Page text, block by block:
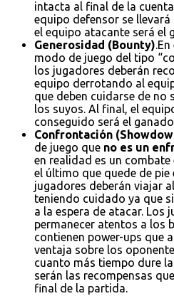
intacta al final de la
equipo defensor se
el equipo atacante será el
Generosidad (Bounty)
modo de juego del tipo
los jugadores deberán
equipo derrotando al
que deben cuidarse de no
los suyos. Al final, el
conseguido será el
Confrontación
de juego que no es un
en realidad es un
el último que quede de pie
jugadores deberán viajar
teniendo cuidado ya que
a la espera de atacar. Los
permanecer atentos a los
contienen power-ups que
ventaja sobre los
cuanto más tiempo dure
serán las recompensas
final de la partida.